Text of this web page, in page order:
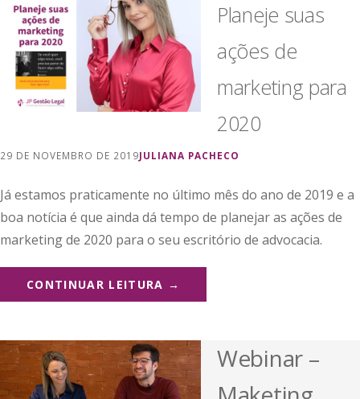
Planeje suas
ações de
marketing para
2020
29 DE NOVEMBRO DE 2019JULIANA PACHECO
Já estamos praticamente no último mês do ano de 2019 e a
boa notícia é que ainda dá tempo de planejar as ações de
marketing de 2020 para o seu escritório de advocacia.
CONTINUAR LEITURA →
Webinar –